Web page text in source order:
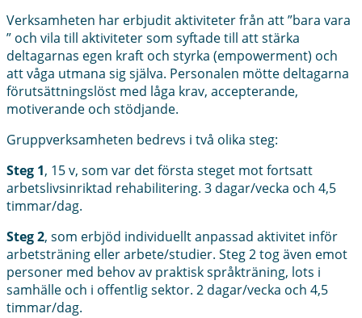
Verksamheten har erbjudit aktiviteter från att ”bara vara
” och vila till aktiviteter som syftade till att stärka
deltagarnas egen kraft och styrka (empowerment) och
att våga utmana sig själva. Personalen mötte deltagarna
förutsättningslöst med låga krav, accepterande,
motiverande och stödjande.
Gruppverksamheten bedrevs i två olika steg:
Steg 1, 15 v, som var det första steget mot fortsatt
arbetslivsinriktad rehabilitering. 3 dagar/vecka och 4,5
timmar/dag.
Steg 2, som erbjöd individuellt anpassad aktivitet inför
arbetsträning eller arbete/studier. Steg 2 tog även emot
personer med behov av praktisk språkträning, lots i
samhälle och i offentlig sektor. 2 dagar/vecka och 4,5
timmar/dag.